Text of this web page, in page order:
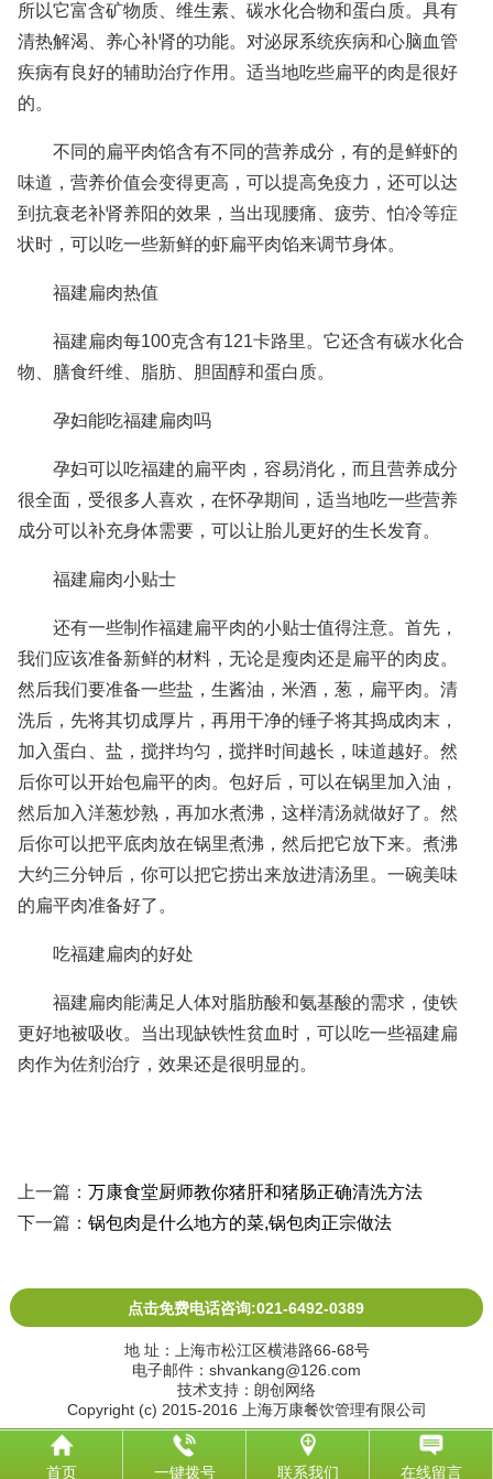
所以它富含矿物质、维生素、碳水化合物和蛋白质。具有
清热解渴、养心补肾的功能。对泌尿系统疾病和心脑血管
疾病有良好的辅助治疗作用。适当地吃些扁平的肉是很好
的。
不同的扁平肉馅含有不同的营养成分，有的是鲜虾的
味道，营养价值会变得更高，可以提高免疫力，还可以达
到抗衰老补肾养阳的效果，当出现腰痛、疲劳、怕冷等症
状时，可以吃一些新鲜的虾扁平肉馅来调节身体。
福建扁肉热值
福建扁肉每100克含有121卡路里。它还含有碳水化合
物、膳食纤维、脂肪、胆固醇和蛋白质。
孕妇能吃福建扁肉吗
孕妇可以吃福建的扁平肉，容易消化，而且营养成分
很全面，受很多人喜欢，在怀孕期间，适当地吃一些营养
成分可以补充身体需要，可以让胎儿更好的生长发育。
福建扁肉小贴士
还有一些制作福建扁平肉的小贴士值得注意。首先，
我们应该准备新鲜的材料，无论是瘦肉还是扁平的肉皮。
然后我们要准备一些盐，生酱油，米酒，葱，扁平肉。清
洗后，先将其切成厚片，再用干净的锤子将其捣成肉末，
加入蛋白、盐，搅拌均匀，搅拌时间越长，味道越好。然
后你可以开始包扁平的肉。包好后，可以在锅里加入油，
然后加入洋葱炒熟，再加水煮沸，这样清汤就做好了。然
后你可以把平底肉放在锅里煮沸，然后把它放下来。煮沸
大约三分钟后，你可以把它捞出来放进清汤里。一碗美味
的扁平肉准备好了。
吃福建扁肉的好处
福建扁肉能满足人体对脂肪酸和氨基酸的需求，使铁
更好地被吸收。当出现缺铁性贫血时，可以吃一些福建扁
肉作为佐剂治疗，效果还是很明显的。
上一篇：万康食堂厨师教你猪肝和猪肠正确清洗方法
下一篇：锅包肉是什么地方的菜,锅包肉正宗做法
点击免费电话咨询:021-6492-0389
地 址：上海市松江区横港路66-68号
电子邮件：shvankang@126.com
技术支持：朗创网络
Copyright (c) 2015-2016 上海万康餐饮管理有限公司
首页 一键拨号 联系我们 在线留言